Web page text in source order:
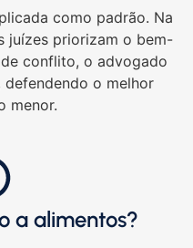
como padrão. Na
juízes priorizam o bem-
conflito, o advogado
o melhor
menor.
a alimentos?